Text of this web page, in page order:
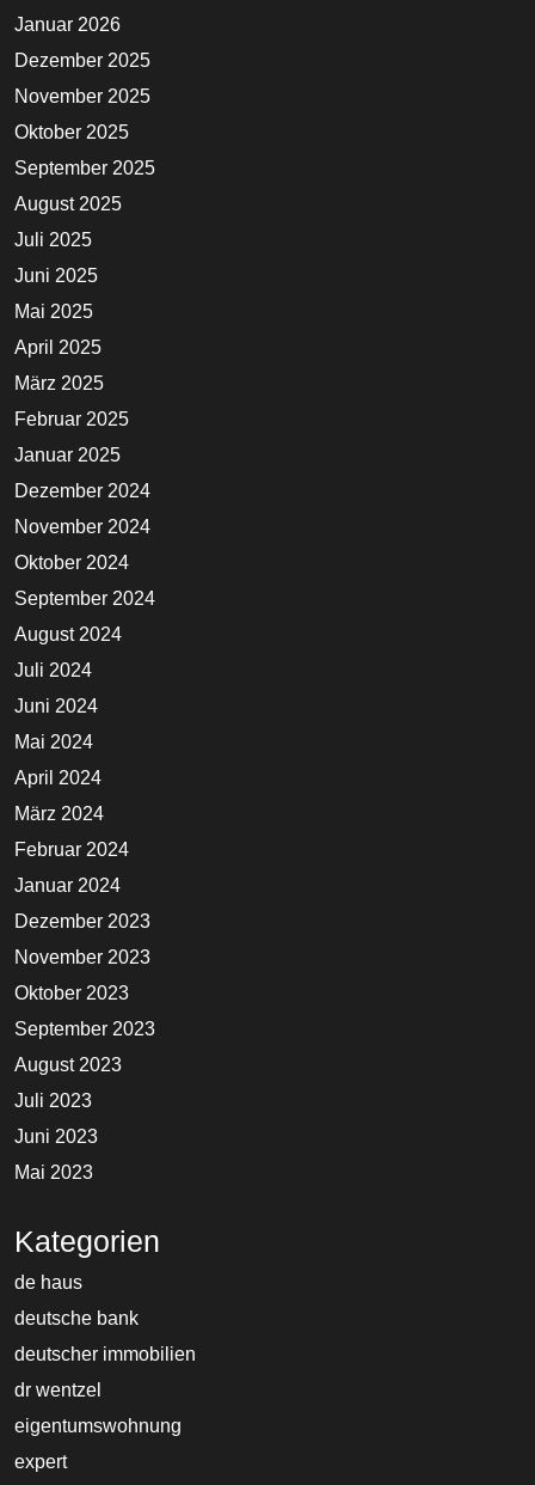
Januar 2026
Dezember 2025
November 2025
Oktober 2025
September 2025
August 2025
Juli 2025
Juni 2025
Mai 2025
April 2025
März 2025
Februar 2025
Januar 2025
Dezember 2024
November 2024
Oktober 2024
September 2024
August 2024
Juli 2024
Juni 2024
Mai 2024
April 2024
März 2024
Februar 2024
Januar 2024
Dezember 2023
November 2023
Oktober 2023
September 2023
August 2023
Juli 2023
Juni 2023
Mai 2023
Kategorien
de haus
deutsche bank
deutscher immobilien
dr wentzel
eigentumswohnung
expert